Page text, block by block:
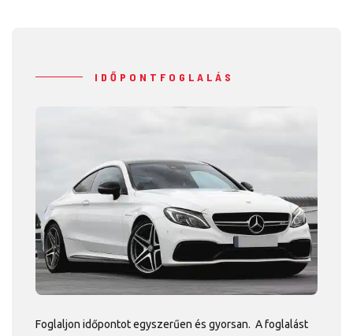
IDŐPONTFOGLALÁS
Foglaljon időpontot egyszerűen és gyorsan. A foglalást